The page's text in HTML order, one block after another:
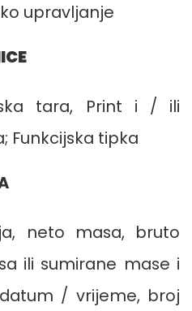
upravljanje
tara, Print i / ili
Funkcijska tipka
neto masa, bruto
ili sumirane mase i
/ vrijeme, broj